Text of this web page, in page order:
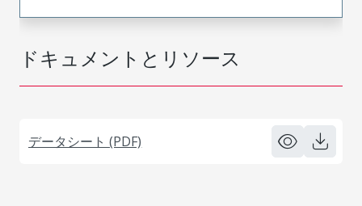
ドキュメントとリソース
データシート (PDF)